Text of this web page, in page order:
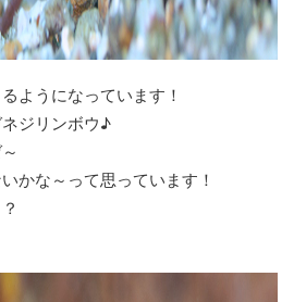
ようになっています！
ジリンボウ♪
かな～って思っています！